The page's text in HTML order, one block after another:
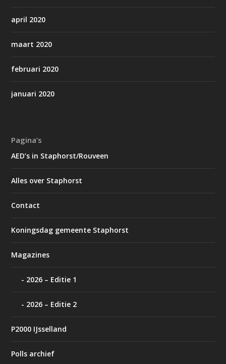
april 2020
maart 2020
februari 2020
januari 2020
Pagina’s
AED’s in Staphorst/Rouveen
Alles over Staphorst
Contact
Koningsdag gemeente Staphorst
Magazines
2026 – Editie 1
2026 – Editie 2
P2000 IJsselland
Polls archief